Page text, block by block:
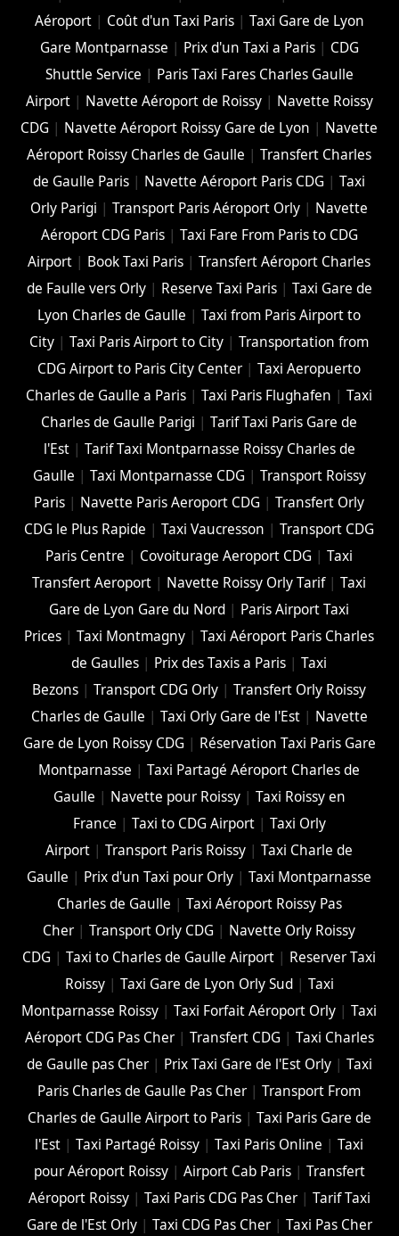
Aéroport| Coût d'un Taxi Paris| Taxi Gare de Lyon
Gare Montparnasse | Prix d'un Taxi a Paris| CDG
Shuttle Service | Paris Taxi Fares Charles Gaulle
Airport| Navette Aéroport de Roissy| Navette Roissy
CDG | Navette Aéroport Roissy Gare de Lyon | Navette
Aéroport Roissy Charles de Gaulle |Transfert Charles
de Gaulle Paris | Navette Aéroport Paris CDG |Taxi
Orly Parigi |Transport Paris Aéroport Orly | Navette
Aéroport CDG Paris| Taxi Fare From Paris to CDG
Airport | Book Taxi Paris |Transfert Aéroport Charles
de Faulle vers Orly| Reserve Taxi Paris| Taxi Gare de
Lyon Charles de Gaulle |Taxi from Paris Airport to
City |Taxi Paris Airport to City |Transportation from
CDG Airport to Paris City Center |Taxi Aeropuerto
Charles de Gaulle a Paris |Taxi Paris Flughafen |Taxi
Charles de Gaulle Parigi |Tarif Taxi Paris Gare de
l'Est| Tarif Taxi Montparnasse Roissy Charles de
Gaulle | Taxi Montparnasse CDG | Transport Roissy
Paris | Navette Paris Aeroport CDG |Transfert Orly
CDG le Plus Rapide |Taxi Vaucresson |Transport CDG
Paris Centre | Covoiturage Aeroport CDG |Taxi
Transfert Aeroport | Navette Roissy Orly Tarif|Taxi
Gare de Lyon Gare du Nord | Paris Airport Taxi
Prices |Taxi Montmagny |Taxi Aéroport Paris Charles
de Gaulles | Prix des Taxis a Paris |Taxi
Bezons |Transport CDG Orly |Transfert Orly Roissy
Charles de Gaulle | Taxi Orly Gare de l'Est| Navette
Gare de Lyon Roissy CDG | Réservation Taxi Paris Gare
Montparnasse |Taxi Partagé Aéroport Charles de
Gaulle | Navette pour Roissy| Taxi Roissy en
France | Taxi to CDG Airport| Taxi Orly
Airport |Transport Paris Roissy |Taxi Charle de
Gaulle | Prix d'un Taxi pour Orly |Taxi Montparnasse
Charles de Gaulle | Taxi Aéroport Roissy Pas
Cher |Transport Orly CDG | Navette Orly Roissy
CDG |Taxi to Charles de Gaulle Airport | Reserver Taxi
Roissy| Taxi Gare de Lyon Orly Sud| Taxi
Montparnasse Roissy |Taxi Forfait Aéroport Orly |Taxi
Aéroport CDG Pas Cher| Transfert CDG | Taxi Charles
de Gaulle pas Cher| Prix Taxi Gare de l'Est Orly| Taxi
Paris Charles de Gaulle Pas Cher |Transport From
Charles de Gaulle Airport to Paris| Taxi Paris Gare de
l'Est |Taxi Partagé Roissy |Taxi Paris Online |Taxi
pour Aéroport Roissy| Airport Cab Paris| Transfert
Aéroport Roissy| Taxi Paris CDG Pas Cher| Tarif Taxi
Gare de l'Est Orly| Taxi CDG Pas Cher| Taxi Pas Cher